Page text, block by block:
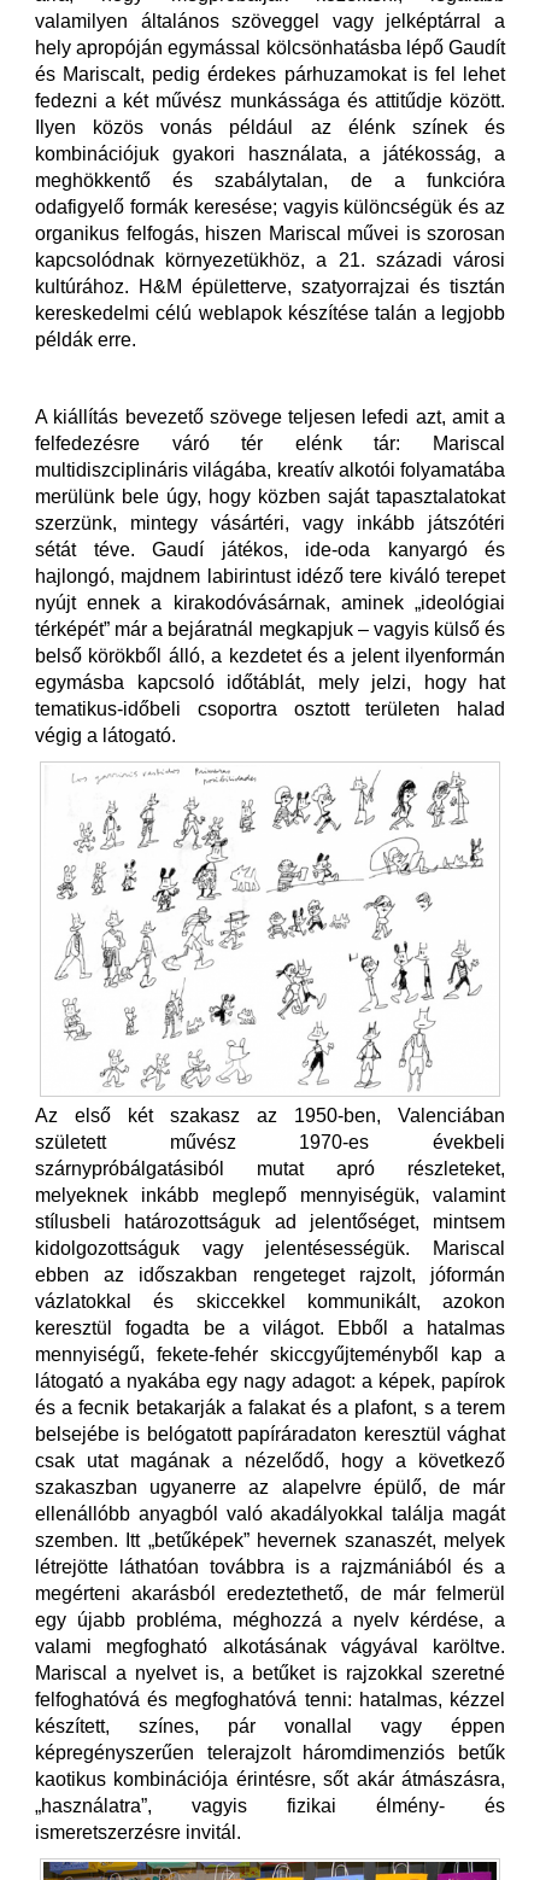
valamilyen általános szöveggel vagy jelképtárral a
hely apropóján egymással kölcsönhatásba lépő Gaudít
és Mariscalt, pedig érdekes párhuzamokat is fel lehet
fedezni a két művész munkássága és attitűdje között.
Ilyen közös vonás például az élénk színek és
kombinációjuk gyakori használata, a játékosság, a
meghökkentő és szabálytalan, de a funkcióra
odafigyelő formák keresése; vagyis különcségük és az
organikus felfogás, hiszen Mariscal művei is szorosan
kapcsolódnak környezetükhöz, a 21. századi városi
kultúrához. H&M épületterve, szatyorrajzai és tisztán
kereskedelmi célú weblapok készítése talán a legjobb
példák erre.
A kiállítás bevezető szövege teljesen lefedi azt, amit a
felfedezésre váró tér elénk tár: Mariscal
multidiszciplináris világába, kreatív alkotói folyamatába
merülünk bele úgy, hogy közben saját tapasztalatokat
szerzünk, mintegy vásártéri, vagy inkább játszótéri
sétát téve. Gaudí játékos, ide-oda kanyargó és
hajlongó, majdnem labirintust idéző tere kiváló terepet
nyújt ennek a kirakodóvásárnak, aminek „ideológiai
térképét” már a bejáratnál megkapjuk – vagyis külső és
belső körökből álló, a kezdetet és a jelent ilyenformán
egymásba kapcsoló időtáblát, mely jelzi, hogy hat
tematikus-időbeli csoportra osztott területen halad
végig a látogató.
Az első két szakasz az 1950-ben, Valenciában
született művész 1970-es évekbeli
szárnypróbálgatásiból mutat apró részleteket,
melyeknek inkább meglepő mennyiségük, valamint
stílusbeli határozottságuk ad jelentőséget, mintsem
kidolgozottságuk vagy jelentésességük. Mariscal
ebben az időszakban rengeteget rajzolt, jóformán
vázlatokkal és skiccekkel kommunikált, azokon
keresztül fogadta be a világot. Ebből a hatalmas
mennyiségű, fekete-fehér skiccgyűjteményből kap a
látogató a nyakába egy nagy adagot: a képek, papírok
és a fecnik betakarják a falakat és a plafont, s a terem
belsejébe is belógatott papíráradaton keresztül vághat
csak utat magának a nézelődő, hogy a következő
szakaszban ugyanerre az alapelvre épülő, de már
ellenállóbb anyagból való akadályokkal találja magát
szemben. Itt „betűképek” hevernek szanaszét, melyek
létrejötte láthatóan továbbra is a rajzmániából és a
megérteni akarásból eredeztethető, de már felmerül
egy újabb probléma, méghozzá a nyelv kérdése, a
valami megfogható alkotásának vágyával karöltve.
Mariscal a nyelvet is, a betűket is rajzokkal szeretné
felfoghatóvá és megfoghatóvá tenni: hatalmas, kézzel
készített, színes, pár vonallal vagy éppen
képregényszerűen telerajzolt háromdimenziós betűk
kaotikus kombinációja érintésre, sőt akár átmászásra,
„használatra”, vagyis fizikai élmény- és
ismeretszerzésre invitál.